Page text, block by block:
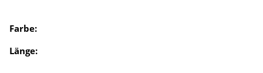
Farbe:
Länge: